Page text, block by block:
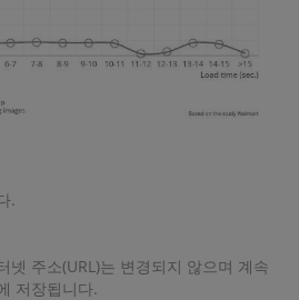
.
넷 주소(URL)는 변경되지 않으며 계속
저장됩니다.